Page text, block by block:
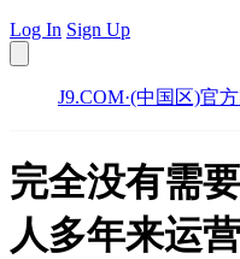
Log In Sign Up
J9.COM·(中国区)官
完全没有需
人多年来运营